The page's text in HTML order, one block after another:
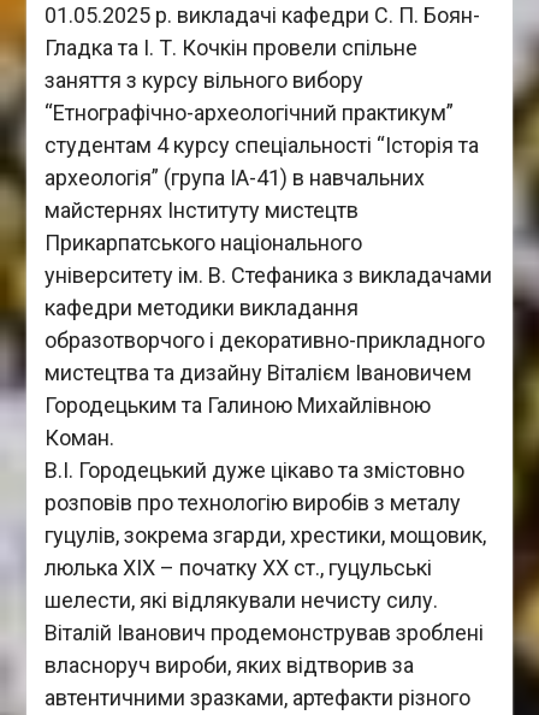
01.05.2025 р. викладачі кафедри С. П. Боян-
Гладка та І. Т. Кочкін провели спільне
заняття з курсу вільного вибору
“Етнографічно-археологічний практикум”
студентам 4 курсу спеціальності “Історія та
археологія” (група ІА-41) в навчальних
майстернях Інституту мистецтв
Прикарпатського національного
університету ім. В. Стефаника з викладачами
кафедри методики викладання
образотворчого і декоративно-прикладного
мистецтва та дизайну Віталієм Івановичем
Городецьким та Галиною Михайлівною
Коман.
В.І. Городецький дуже цікаво та змістовно
розповів про технологію виробів з металу
гуцулів, зокрема згарди, хрестики, мощовик,
люлька ХІХ – початку ХХ ст., гуцульські
шелести, які відлякували нечисту силу.
Віталій Іванович продемонстрував зроблені
власноруч вироби, яких відтворив за
автентичними зразками, артефакти різного